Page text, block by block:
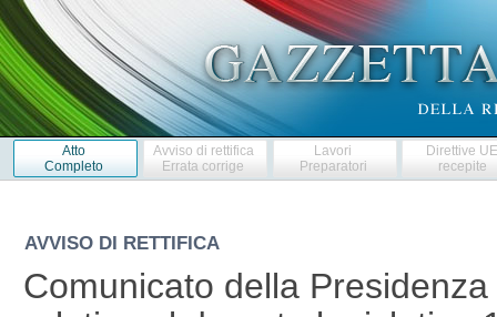
Atto
Completo
Avviso di rettifica
Errata corrige
Lavori
Preparatori
Direttive
recepite
AVVISO DI RETTIFICA
Comunicato della